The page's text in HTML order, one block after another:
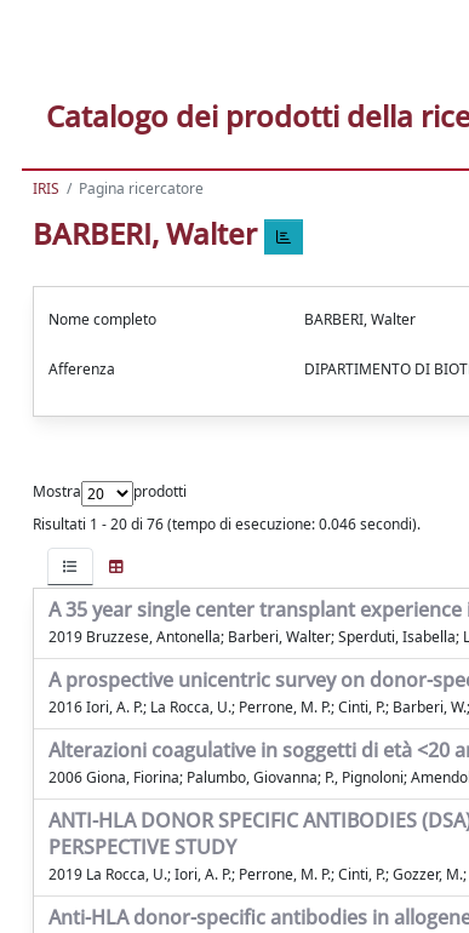
Catalogo dei prodotti della
IRIS Pagina ricercatore
BARBERI, Walter
Nome completo BARBERI, Walter
Afferenza DIPARTIMENTO DI
Mostra
prodotti
Risultati 1 - 20 di 76 (tempo di esecuzione: 0.046 secondi).
A 35 year single center transplant
2019 Bruzzese, Antonella; Barberi, Walter; Sperduti, Isabella;
A prospective unicentric survey on donor-
2016 Iori, A. P.; La Rocca, U.; Perrone, M. P.; Cinti, P.; Barberi,
Alterazioni coagulative in soggetti di età
2006 Giona, Fiorina; Palumbo, Giovanna; P., Pignoloni;
ANTI-HLA DONOR SPECIFIC ANTIBODIES
PERSPECTIVE STUDY
2019 La Rocca, U.; Iori, A. P.; Perrone, M. P.; Cinti, P.; Gozzer,
Anti-HLA donor-specific antibodies in